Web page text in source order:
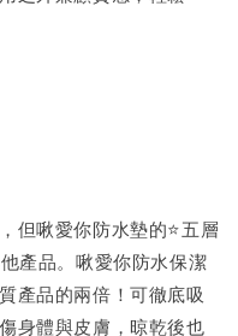
但啾愛你防水墊的⭐️五層
產品。啾愛你防水保潔
產品的兩倍！可徹底吸
身體與皮膚，晾乾後也